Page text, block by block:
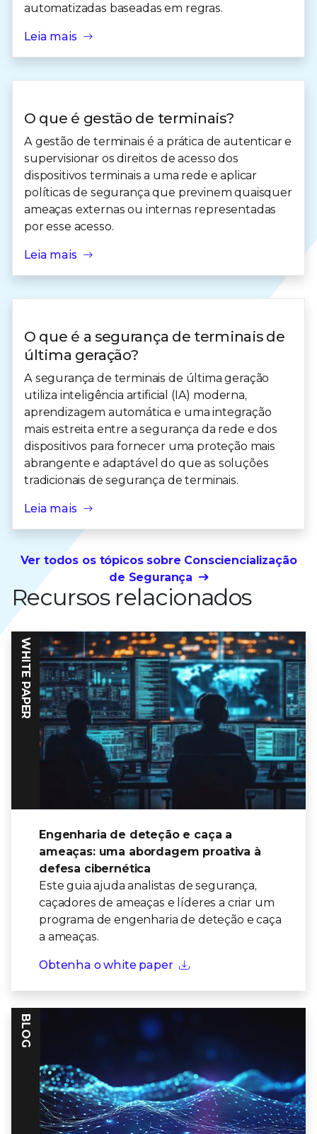
automatizadas baseadas em regras.
Leia mais
O que é gestão de terminais?
A gestão de terminais é a prática de autenticar e
supervisionar os direitos de acesso dos
dispositivos terminais a uma rede e aplicar
políticas de segurança que previnem quaisquer
ameaças externas ou internas representadas
por esse acesso.
Leia mais
O que é a segurança de terminais de
última geração?
A segurança de terminais de última geração
utiliza inteligência artificial (IA) moderna,
aprendizagem automática e uma integração
mais estreita entre a segurança da rede e dos
dispositivos para fornecer uma proteção mais
abrangente e adaptável do que as soluções
tradicionais de segurança de terminais.
Leia mais
Ver todos os tópicos sobre Consciencialização
de Segurança
Recursos relacionados
WHITE PAPER
Engenharia de deteção e caça a
ameaças: uma abordagem proativa à
defesa cibernética
Este guia ajuda analistas de segurança,
caçadores de ameaças e líderes a criar um
programa de engenharia de deteção e caça
a ameaças.
Obtenha o white paper
BLOG